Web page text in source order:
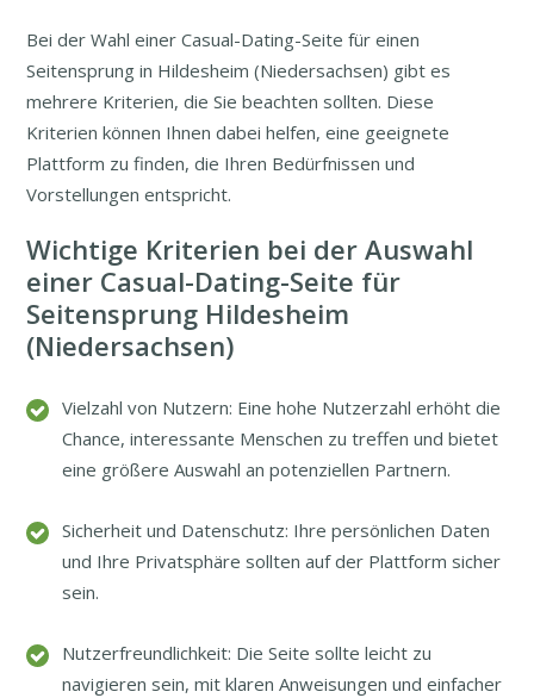
Bei der Wahl einer Casual-Dating-Seite für einen
Seitensprung in Hildesheim (Niedersachsen) gibt es
mehrere Kriterien, die Sie beachten sollten. Diese
Kriterien können Ihnen dabei helfen, eine geeignete
Plattform zu finden, die Ihren Bedürfnissen und
Vorstellungen entspricht.
Wichtige Kriterien bei der Auswahl
einer Casual-Dating-Seite für
Seitensprung Hildesheim
(Niedersachsen)
Vielzahl von Nutzern: Eine hohe Nutzerzahl erhöht die
Chance, interessante Menschen zu treffen und bietet
eine größere Auswahl an potenziellen Partnern.
Sicherheit und Datenschutz: Ihre persönlichen Daten
und Ihre Privatsphäre sollten auf der Plattform sicher
sein.
Nutzerfreundlichkeit: Die Seite sollte leicht zu
navigieren sein, mit klaren Anweisungen und einfacher